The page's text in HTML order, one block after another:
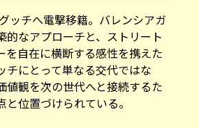
的なアプローチと、ストリート
を自在に横断する感性を携えた
チにとって単なる交代ではな
観を次の世代へと接続するた
と位置づけられている。